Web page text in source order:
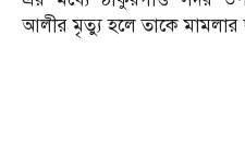
আলীর মৃত্যু হলে তাকে মামলার